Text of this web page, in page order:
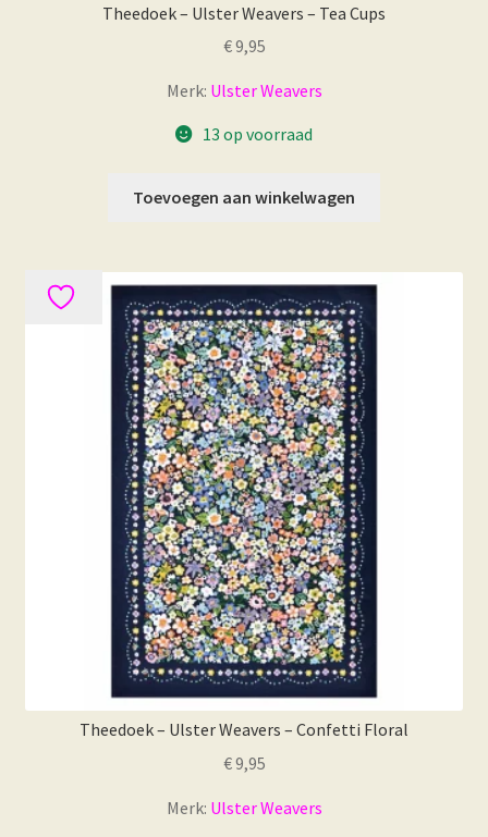
Theedoek – Ulster Weavers – Tea Cups
€9,95
Merk: Ulster Weavers
13 op voorraad
Toevoegen aan winkelwagen
Theedoek – Ulster Weavers – Confetti Floral
€9,95
Merk: Ulster Weavers